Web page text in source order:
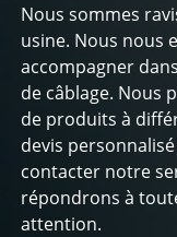
Nous sommes
usine. Nous nous
accompagner
de câblage. Nous
de produits à
devis
contacter notre
répondrons à
attention.